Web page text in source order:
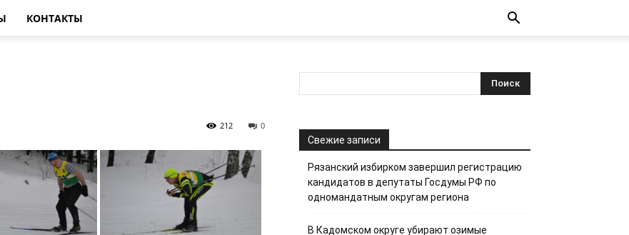
КОНТАКТЫ
0
212
Свежие записи
Рязанский избирком завершил регистрацию
кандидатов в депутаты Госдумы РФ по
одномандатным округам региона
В Кадомском округе убирают озимые